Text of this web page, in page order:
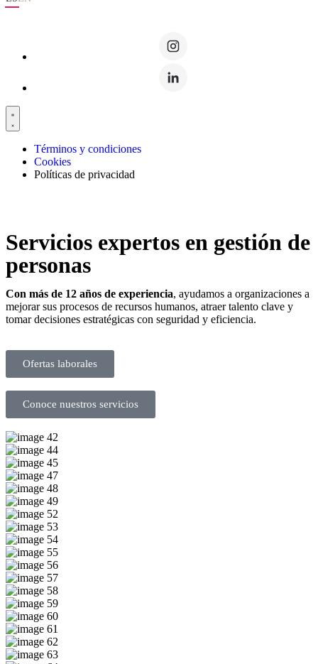
Términos y condiciones
Cookies
Políticas de privacidad
Servicios expertos en gestión de
personas
Con más de 12 años de experiencia, ayudamos a organizaciones a
mejorar sus procesos de recursos humanos, atraer talento clave y
tomar decisiones estratégicas con seguridad y eficiencia.
Ofertas laborales
Conoce nuestros servicios